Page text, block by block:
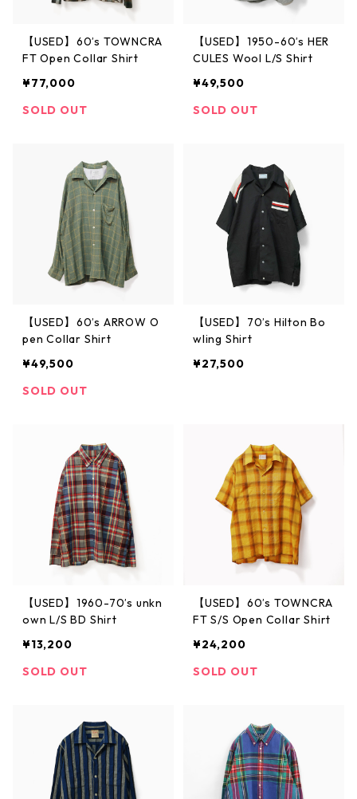
【USED】60’s TOWNCRA
FT Open Collar Shirt
¥77,000
SOLD OUT
【USED】1950-60’s HER
CULES Wool L/S Shirt
¥49,500
SOLD OUT
【USED】60’s ARROW O
pen Collar Shirt
¥49,500
SOLD OUT
【USED】70’s Hilton Bo
wling Shirt
¥27,500
【USED】1960-70’s unkn
own L/S BD Shirt
¥13,200
SOLD OUT
【USED】60’s TOWNCRA
FT S/S Open Collar Shirt
¥24,200
SOLD OUT